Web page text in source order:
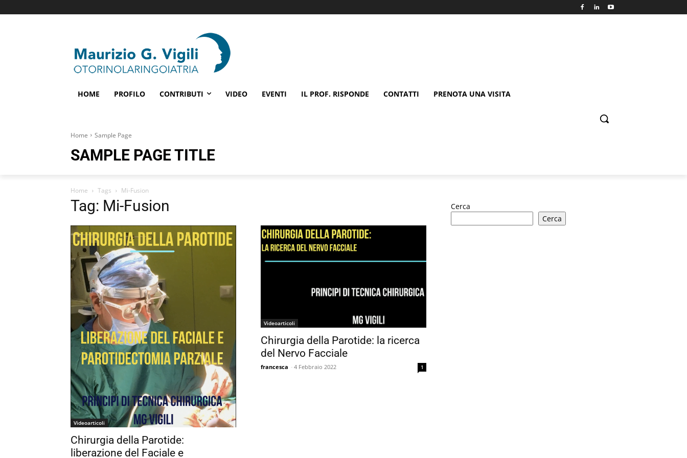
HOME PROFILO CONTRIBUTI VIDEO EVENTI IL PROF. RISPONDE CONTATTI PRENOTA UNA VISITA
Home Sample Page
SAMPLE PAGE TITLE
Home Tags Mi-Fusion
Tag: Mi-Fusion
Videoarticoli
Chirurgia della Parotide:
liberazione del Faciale e
Videoarticoli
Chirurgia della Parotide: la ricerca
del Nervo Facciale
francesca - 4 Febbraio 2022 1
Cerca
Cerca